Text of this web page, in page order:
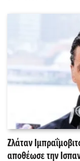
Ζλάταν
αποθέωσε την